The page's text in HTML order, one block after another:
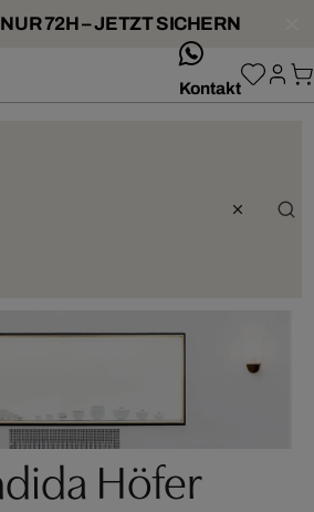
72H – JETZT SICHERN
Kontakt
Höfer